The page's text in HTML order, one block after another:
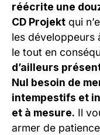
réécrite une
CD Projekt qui
les développeurs
le tout en
d’ailleurs
Nul besoin de
intempestifs et
et à mesure. Il
armer de